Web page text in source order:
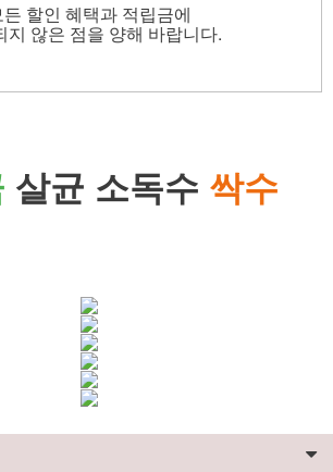
든 할인 혜택과 적립금에
지 않은 점을 양해 바랍니다.
살균 소독수 싹수